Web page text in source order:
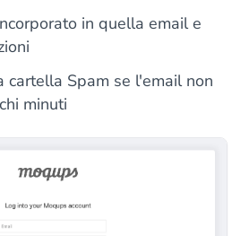
in quella email e
cartella Spam se l'email non
minuti